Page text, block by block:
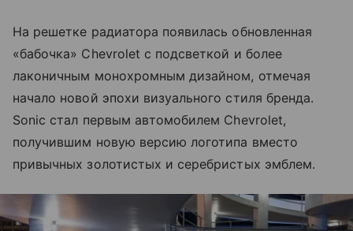
На решетке радиатора появилась обновленная
«бабочка» Chevrolet с подсветкой и более
лаконичным монохромным дизайном, отмечая
начало новой эпохи визуального стиля бренда.
Sonic стал первым автомобилем Chevrolet,
получившим новую версию логотипа вместо
привычных золотистых и серебристых эмблем.